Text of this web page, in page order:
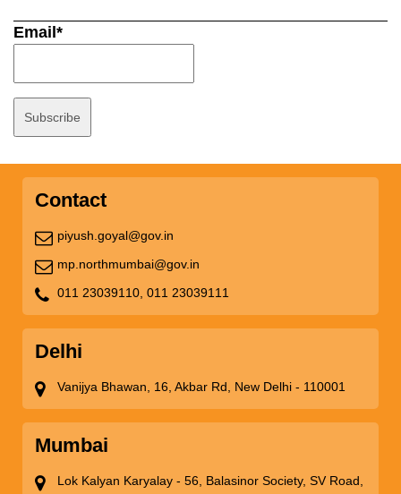
Email*
Contact
piyush.goyal@gov.in
mp.northmumbai@gov.in
011 23039110, 011 23039111
Delhi
Vanijya Bhawan, 16, Akbar Rd, New Delhi - 110001
Mumbai
Lok Kalyan Karyalay - 56, Balasinor Society, SV Road,